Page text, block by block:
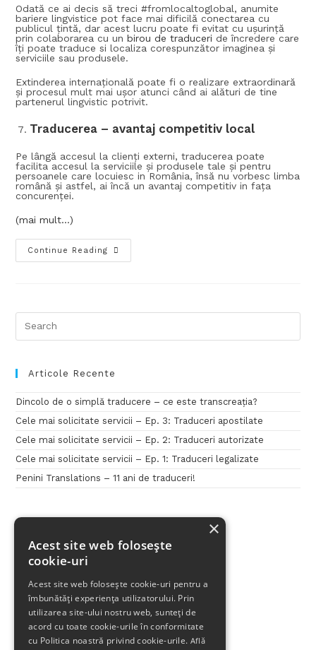
Odată ce ai decis să treci #fromlocaltoglobal, anumite
bariere lingvistice pot face mai dificilă conectarea cu
publicul țintă, dar acest lucru poate fi evitat cu ușurință
prin colaborarea cu unbirou de traduceri de încredere care
îți poate traduce si localiza corespunzător imaginea și
serviciile sau produsele.
Extinderea internațională poate fi o realizare extraordinară
și procesul mult mai ușor atunci când ai alături de tine
partenerul lingvistic potrivit.
Traducerea – avantaj competitiv local
Pe lângă accesul la clienți externi, traducerea poate
facilita accesul la serviciile și produsele tale și pentru
persoanele care locuiesc in România, însă nu vorbesc limba
română și astfel, ai încă un avantaj competitiv in fața
concurenței.
(mai mult…)
Continue Reading
Articole Recente
Dincolo de o simplă traducere – ce este transcreația?
Cele mai solicitate servicii – Ep. 3: Traduceri apostilate
Cele mai solicitate servicii – Ep. 2: Traduceri autorizate
Cele mai solicitate servicii – Ep. 1: Traduceri legalizate
Penini Translations – 11 ani de traduceri!
×
Acest site web folosește
cookie-uri
Acest site web folosește cookie-uri pentru a
îmbunătăți experiența utilizatorului. Prin
utilizarea site-ului nostru web, sunteți de
acord cu toate cookie-urile în conformitate
cu Politica noastră privind cookie-urile. Află